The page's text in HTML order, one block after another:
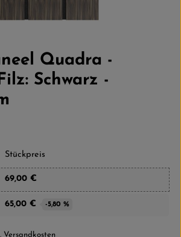
Quadra -
Schwarz -
Stückpreis
69,00 €
65,00 € -5,80 %
Versandkosten